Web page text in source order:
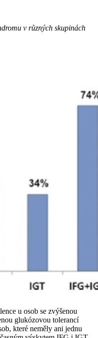
v různých skupinách
u osob se zvýšenou
glukózovou tolerancí
které neměly ani jednu